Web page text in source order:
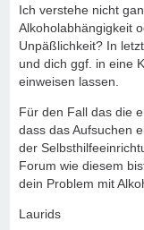
Ich verstehe nicht
Alkoholabhängigkeit
Unpäßlichkeit? In
und dich ggf. in eine
einweisen lassen.
Für den Fall das die
dass das Aufsuchen
der
Forum wie diesem
dein Problem mit
Laurids